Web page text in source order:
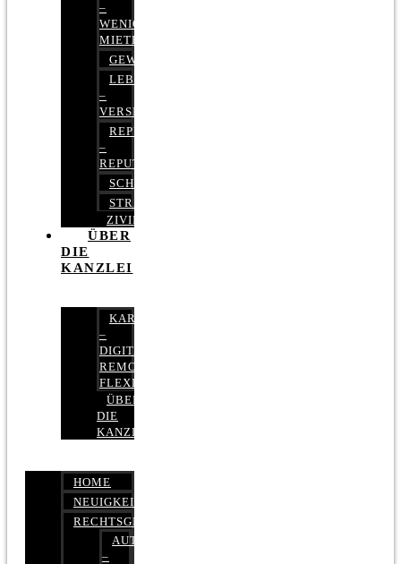
–
WENIGER
MIETE
GEWERBERECHT
LEBENSVERSICHERUNG
–
VERSICHERUNGSRECHT
REPUTATIONSRECHT
–
REPUTATIONSMANAGEMENT
SCHUFARECHT
STRAFRECHT
ZIVILRECHT
ÜBER
DIE
KANZLEI
KARRIERE
–
DIGITAL,
REMOTE,
FLEXIBEL
ÜBER
DIE
KANZLEI
HOME
NEUIGKEITEN
RECHTSGEBIETE
AUTOBETRUG
–